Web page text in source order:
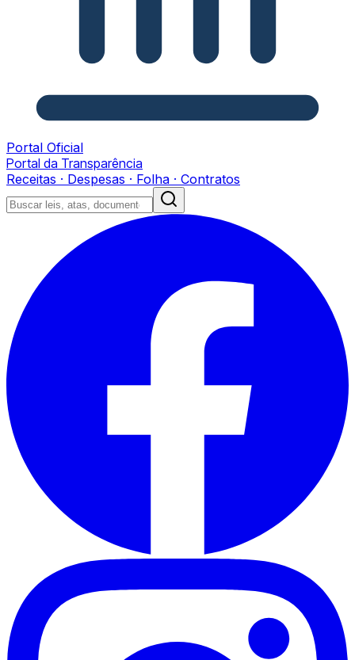
Portal Oficial
Portal da Transparência
Receitas · Despesas · Folha · Contratos